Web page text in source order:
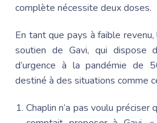
complète nécessite deux doses.
En tant que pays à faible
soutien de Gavi, qui dispose
d’urgence à la pandémie de
destiné à des situations comme
Chaplin n’a pas voulu préciser